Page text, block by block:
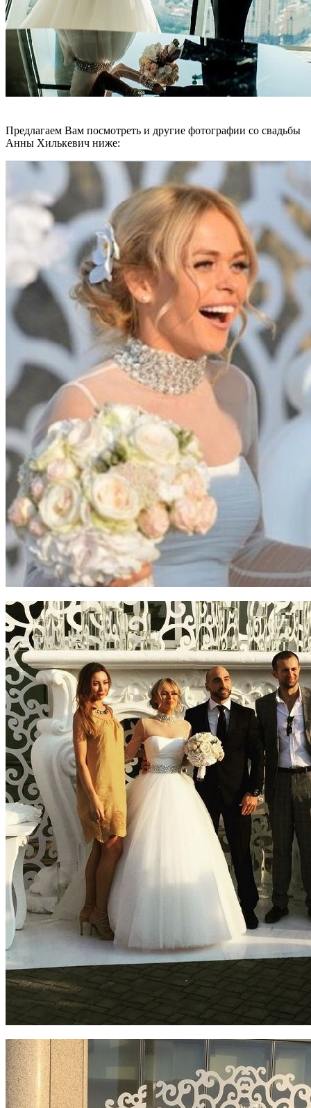
Предлагаем Вам посмотреть и другие фотографии со свадьбы
Анны Хилькевич ниже: